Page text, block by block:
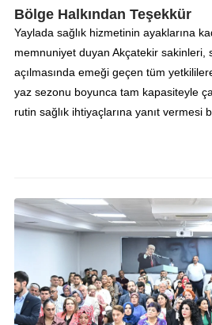
Bölge Halkından Teşekkür
Yaylada sağlık hizmetinin ayaklarına
memnuniyet duyan Akçatekir sakinleri,
açılmasında emeği geçen tüm
yaz sezonu boyunca tam kapasiteyle
rutin sağlık ihtiyaçlarına yanıt vermesi